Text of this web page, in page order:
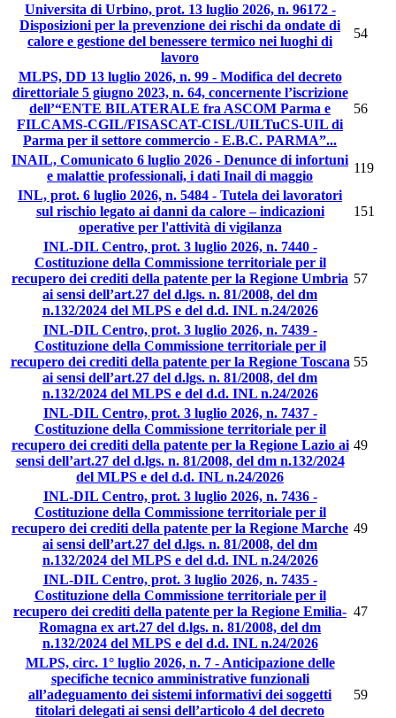
Universita di Urbino, prot. 13 luglio 2026, n. 96172 -
Disposizioni per la prevenzione dei rischi da ondate di
calore e gestione del benessere termico nei luoghi di
lavoro
54
MLPS, DD 13 luglio 2026, n. 99 - Modifica del decreto
direttoriale 5 giugno 2023, n. 64, concernente l’iscrizione
dell’“ENTE BILATERALE fra ASCOM Parma e
FILCAMS-CGIL/FISASCAT-CISL/UILTuCS-UIL di
Parma per il settore commercio - E.B.C. PARMA”...
56
INAIL, Comunicato 6 luglio 2026 - Denunce di infortuni
e malattie professionali, i dati Inail di maggio
119
INL, prot. 6 luglio 2026, n. 5484 - Tutela dei lavoratori
sul rischio legato ai danni da calore – indicazioni
operative per l'attività di vigilanza
151
INL-DIL Centro, prot. 3 luglio 2026, n. 7440 -
Costituzione della Commissione territoriale per il
recupero dei crediti della patente per la Regione Umbria
ai sensi dell’art.27 del d.lgs. n. 81/2008, del dm
n.132/2024 del MLPS e del d.d. INL n.24/2026
57
INL-DIL Centro, prot. 3 luglio 2026, n. 7439 -
Costituzione della Commissione territoriale per il
recupero dei crediti della patente per la Regione Toscana
ai sensi dell’art.27 del d.lgs. n. 81/2008, del dm
n.132/2024 del MLPS e del d.d. INL n.24/2026
55
INL-DIL Centro, prot. 3 luglio 2026, n. 7437 -
Costituzione della Commissione territoriale per il
recupero dei crediti della patente per la Regione Lazio ai
sensi dell’art.27 del d.lgs. n. 81/2008, del dm n.132/2024
del MLPS e del d.d. INL n.24/2026
49
INL-DIL Centro, prot. 3 luglio 2026, n. 7436 -
Costituzione della Commissione territoriale per il
recupero dei crediti della patente per la Regione Marche
ai sensi dell’art.27 del d.lgs. n. 81/2008, del dm
n.132/2024 del MLPS e del d.d. INL n.24/2026
49
INL-DIL Centro, prot. 3 luglio 2026, n. 7435 -
Costituzione della Commissione territoriale per il
recupero dei crediti della patente per la Regione Emilia-
Romagna ex art.27 del d.lgs. n. 81/2008, del dm
n.132/2024 del MLPS e del d.d. INL n.24/2026
47
MLPS, circ. 1° luglio 2026, n. 7 - Anticipazione delle
specifiche tecnico amministrative funzionali
all’adeguamento dei sistemi informativi dei soggetti
titolari delegati ai sensi dell’articolo 4 del decreto
59